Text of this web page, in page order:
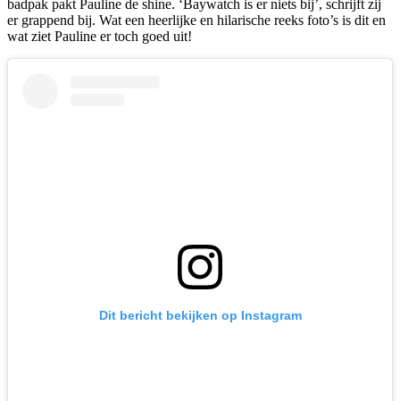
badpak pakt Pauline de shine. ‘Baywatch is er niets bij’, schrijft zij
er grappend bij. Wat een heerlijke en hilarische reeks foto’s is dit en
wat ziet Pauline er toch goed uit!
Dit bericht bekijken op Instagram